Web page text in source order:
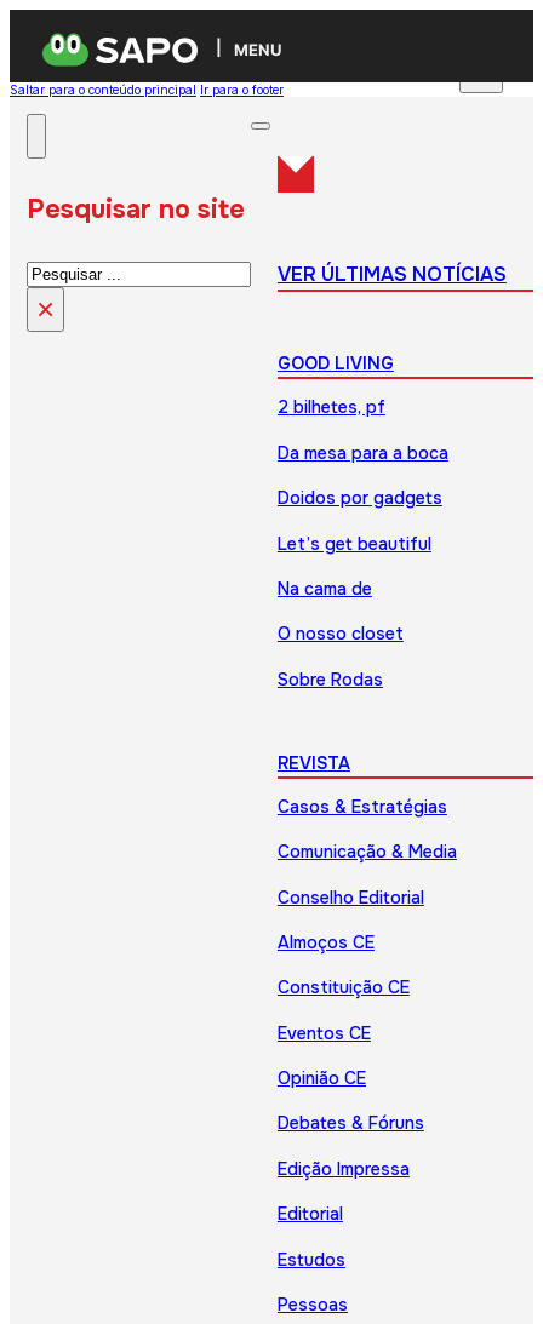
MENU
Saltar para o conteúdo principal Ir para o footer
Pesquisar no site
Pesquisar
×
VER ÚLTIMAS NOTÍCIAS
GOOD LIVING
2 bilhetes, pf
Da mesa para a boca
Doidos por gadgets
Let’s get beautiful
Na cama de
O nosso closet
Sobre Rodas
REVISTA
Casos & Estratégias
Comunicação & Media
Conselho Editorial
Almoços CE
Constituição CE
Eventos CE
Opinião CE
Debates & Fóruns
Edição Impressa
Editorial
Estudos
Pessoas